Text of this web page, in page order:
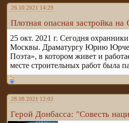
26.10.2021 14:29
Плотная опасная застройка на
25 окт. 2021 г. Сегодня
Москвы. Драматургу Юрию
Поэта», в котором живет и
месте строительных работ была
28.08.2021 12:02
Герой Донбасса: "Совесть